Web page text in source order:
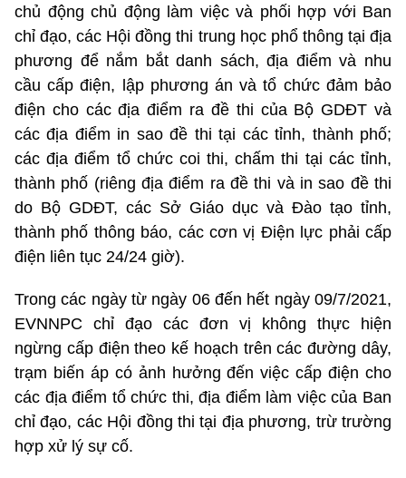
chủ động chủ động làm việc và phối hợp với Ban
chỉ đạo, các Hội đồng thi trung học phổ thông tại địa
phương để nắm bắt danh sách, địa điểm và nhu
cầu cấp điện, lập phương án và tổ chức đảm bảo
điện cho các địa điểm ra đề thi của Bộ GDĐT và
các địa điểm in sao đề thi tại các tỉnh, thành phố;
các địa điểm tổ chức coi thi, chấm thi tại các tỉnh,
thành phố (riêng địa điểm ra đề thi và in sao đề thi
do Bộ GDĐT, các Sở Giáo dục và Đào tạo tỉnh,
thành phố thông báo, các cơn vị Điện lực phải cấp
điện liên tục 24/24 giờ).
Trong các ngày từ ngày 06 đến hết ngày 09/7/2021,
EVNNPC chỉ đạo các đơn vị không thực hiện
ngừng cấp điện theo kế hoạch trên các đường dây,
trạm biến áp có ảnh hưởng đến việc cấp điện cho
các địa điểm tổ chức thi, địa điểm làm việc của Ban
chỉ đạo, các Hội đồng thi tại địa phương, trừ trường
hợp xử lý sự cố.